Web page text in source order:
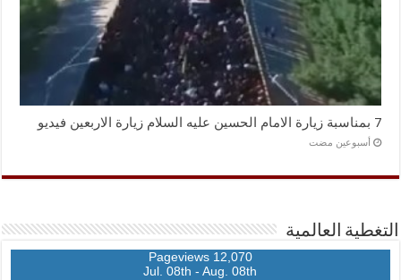
7 بمناسبة زيارة الامام الحسين عليه السلام زيارة الاربعين فيديو
‏أسبوعين مضت
التغطية العالمية
12,070 Pageviews
Jul. 08th - Aug. 08th